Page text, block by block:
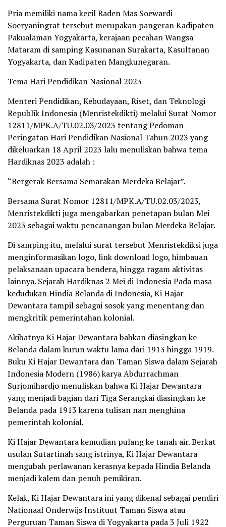
Pria memiliki nama kecil Raden Mas Soewardi
Soeryaningrat tersebut merupakan pangeran Kadipaten
Pakualaman Yogyakarta, kerajaan pecahan Wangsa
Mataram di samping Kasunanan Surakarta, Kasultanan
Yogyakarta, dan Kadipaten Mangkunegaran.
Tema Hari Pendidikan Nasional 2023
Menteri Pendidikan, Kebudayaan, Riset, dan Teknologi
Republik Indonesia (Menristekdikti) melalui Surat Nomor
12811/MPK.A/TU.02.03/2023 tentang Pedoman
Peringatan Hari Pendidikan Nasional Tahun 2023 yang
dikeluarkan 18 April 2023 lalu menuliskan bahwa tema
Hardiknas 2023 adalah :
“Bergerak Bersama Semarakan Merdeka Belajar”.
Bersama Surat Nomor 12811/MPK.A/TU.02.03/2023,
Menristekdikti juga mengabarkan penetapan bulan Mei
2023 sebagai waktu pencanangan bulan Merdeka Belajar.
Di samping itu, melalui surat tersebut Menristekdiksi juga
menginformasikan logo, link download logo, himbauan
pelaksanaan upacara bendera, hingga ragam aktivitas
lainnya. Sejarah Hardiknas 2 Mei di Indonesia Pada masa
kedudukan Hindia Belanda di Indonesia, Ki Hajar
Dewantara tampil sebagai sosok yang menentang dan
mengkritik pemerintahan kolonial.
Akibatnya Ki Hajar Dewantara bahkan diasingkan ke
Belanda dalam kurun waktu lama dari 1913 hingga 1919.
Buku Ki Hajar Dewantara dan Taman Siswa dalam Sejarah
Indonesia Modern (1986) karya Abdurrachman
Surjomihardjo menuliskan bahwa Ki Hajar Dewantara
yang menjadi bagian dari Tiga Serangkai diasingkan ke
Belanda pada 1913 karena tulisan nan menghina
pemerintah kolonial.
Ki Hajar Dewantara kemudian pulang ke tanah air. Berkat
usulan Sutartinah sang istrinya, Ki Hajar Dewantara
mengubah perlawanan kerasnya kepada Hindia Belanda
menjadi kalem dan penuh pemikiran.
Kelak, Ki Hajar Dewantara ini yang dikenal sebagai pendiri
Nationaal Onderwijs Instituut Taman Siswa atau
Perguruan Taman Siswa di Yogyakarta pada 3 Juli 1922